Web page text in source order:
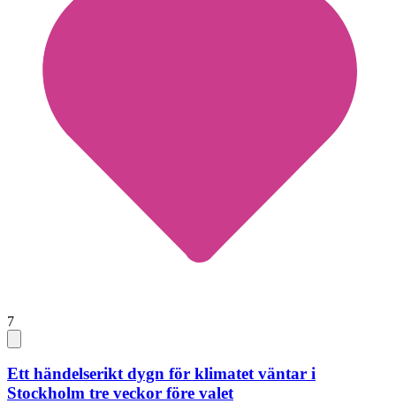
7
Ett händelserikt dygn för klimatet väntar i
Stockholm tre veckor före valet